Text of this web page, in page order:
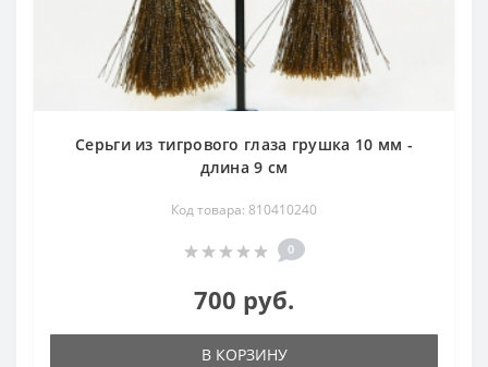
Серьги из тигрового глаза грушка 10 мм -
длина 9 см
Код товара: 810410240
0
700 руб.
В КОРЗИНУ